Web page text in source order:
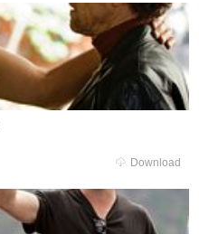
Download